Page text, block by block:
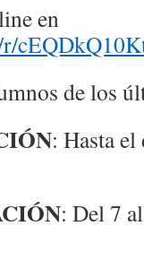
en
de los
: Hasta
: Del 7